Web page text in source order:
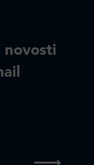
novosti